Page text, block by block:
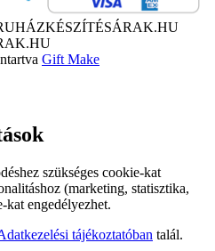
Gift Make
szükséges cookie-kat
(marketing, statisztika,
kat engedélyezhet.
tájékoztatóban talál.